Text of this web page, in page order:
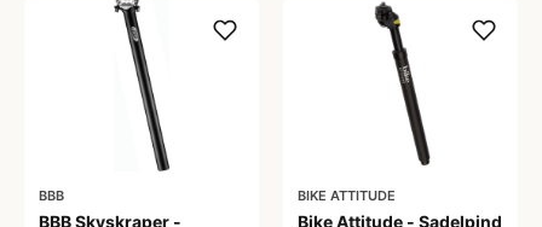
BBB
BBB Skyskraper -
BIKE ATTITUDE
Bike Attitude - Sadelpind